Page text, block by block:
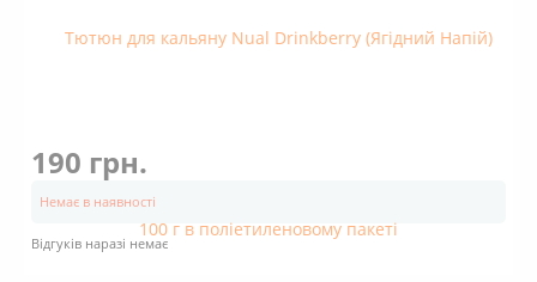
190 грн.
Немає в наявності
Відгуків наразі немає